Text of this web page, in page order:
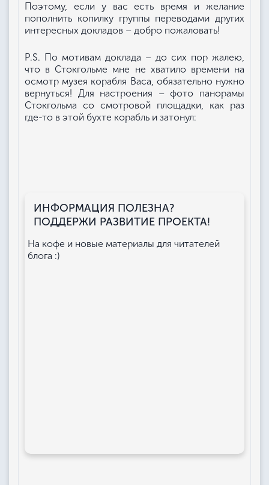
Поэтому, если у вас есть время и желание
пополнить копилку группы переводами других
интересных докладов – добро пожаловать!
P.S. По мотивам доклада – до сих пор жалею,
что в Стокгольме мне не хватило времени на
осмотр музея корабля Васа, обязательно нужно
вернуться! Для настроения – фото панорамы
Стокгольма со смотровой площадки, как раз
где-то в этой бухте корабль и затонул:
ИНФОРМАЦИЯ ПОЛЕЗНА?
ПОДДЕРЖИ РАЗВИТИЕ ПРОЕКТА!
На кофе и новые материалы для читателей
блога :)